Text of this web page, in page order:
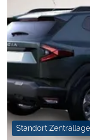
Standort